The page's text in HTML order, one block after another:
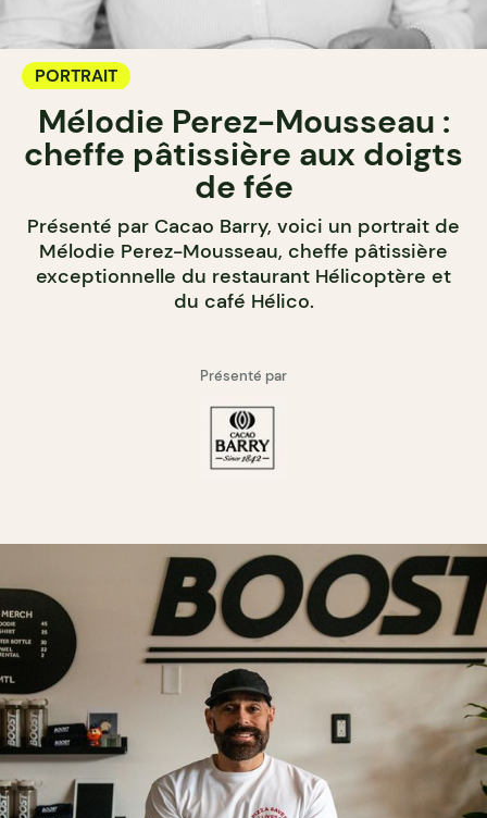
PORTRAIT
Mélodie Perez-Mousseau :
cheffe pâtissière aux doigts
de fée
Présenté par Cacao Barry, voici un portrait de
Mélodie Perez-Mousseau, cheffe pâtissière
exceptionnelle du restaurant Hélicoptère et
du café Hélico.
Présenté par